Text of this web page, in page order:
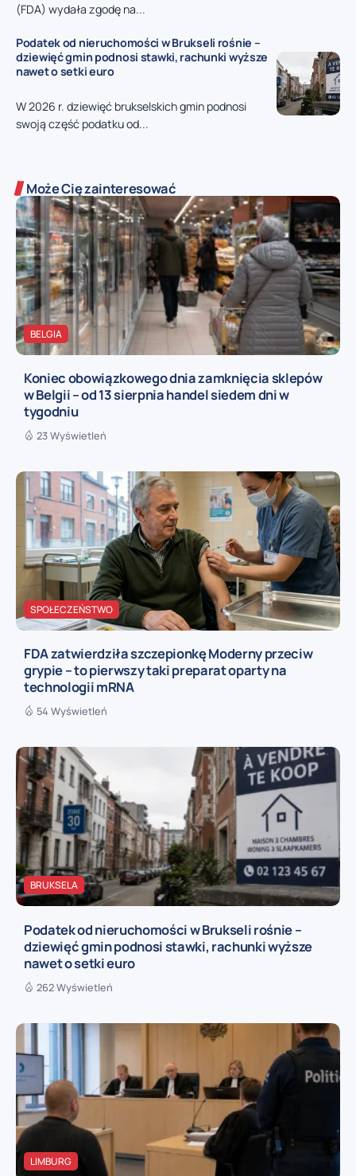
(FDA) wydała zgodę na...
Podatek od nieruchomości w Brukseli rośnie –
dziewięć gmin podnosi stawki, rachunki wyższe
nawet o setki euro
W 2026 r. dziewięć brukselskich gmin podnosi
swoją część podatku od...
Może Cię zainteresować
BELGIA
Koniec obowiązkowego dnia zamknięcia sklepów
w Belgii – od 13 sierpnia handel siedem dni w
tygodniu
23 Wyświetleń
SPOŁECZEŃSTWO
FDA zatwierdziła szczepionkę Moderny przeciw
grypie – to pierwszy taki preparat oparty na
technologii mRNA
54 Wyświetleń
BRUKSELA
Podatek od nieruchomości w Brukseli rośnie –
dziewięć gmin podnosi stawki, rachunki wyższe
nawet o setki euro
262 Wyświetleń
LIMBURG